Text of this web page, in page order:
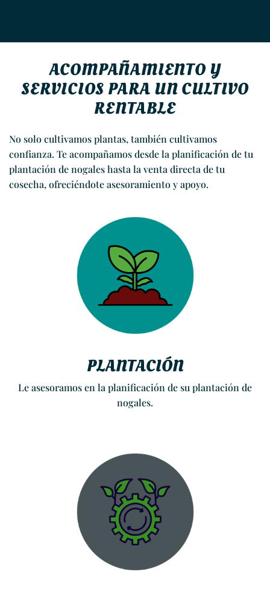
ACOMPAÑAMIENTO Y
SERVICIOS PARA UN CULTIVO
RENTABLE
No solo cultivamos plantas, también cultivamos
confianza. Te acompañamos desde la planificación de tu
plantación de nogales hasta la venta directa de tu
cosecha, ofreciéndote asesoramiento y apoyo.
PLANTACIÓN
Le asesoramos en la planificación de su plantación de
nogales.